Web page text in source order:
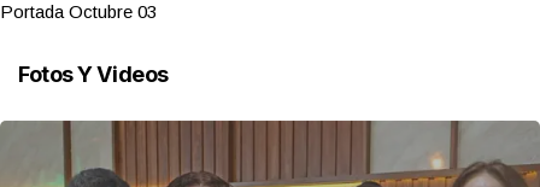
Portada Octubre 03
Fotos Y Videos